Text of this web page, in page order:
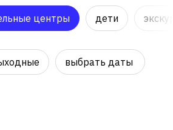
центры дети
выбрать даты